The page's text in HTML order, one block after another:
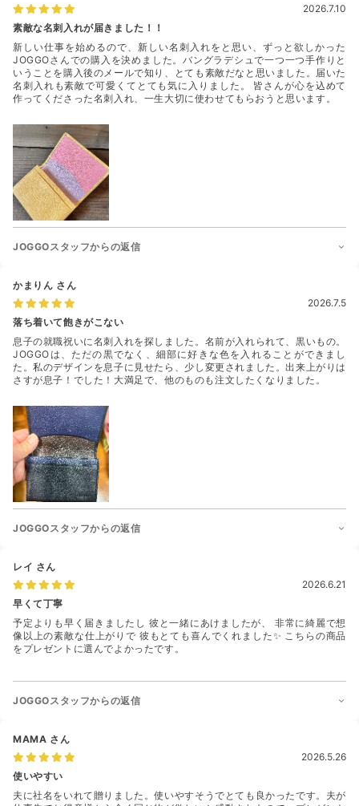
2026.7.10
素敵な名刺入れが届きました！！
新しい仕事を始めるので、新しい名刺入れをと思い、ずっと欲しかった
JOGGOさんでの購入を決めました。バングラデシュで一つ一つ手作りと
いうことを購入後のメールで知り、とても素敵だなと思いました。届いた
名刺入れも素敵で可愛くてとても気に入りました。 皆さんが心を込めて
作ってくださった名刺入れ、一生大切に使わせてもらおうと思います。
JOGGOスタッフからの返信
かまりん さん
2026.7.5
落ち着いて飽きがこない
息子の就職祝いに名刺入れを探しました。名前が入れられて、黒いもの。
JOGGOは、ただの黒でなく、細部に好きな色を入れることができまし
た。私のデザインを息子に見せたら、少し変更されました。出来上がりは
さすが息子！でした！大満足で、他のものも注文したくなりました。
JOGGOスタッフからの返信
レイ さん
2026.6.21
早くて丁寧
予定よりも早く届きましたし 彼と一緒にあけましたが、 非常に綺麗で想
像以上の素敵な仕上がりで 彼もとても喜んでくれました✨ こちらの商品
をプレゼントに選んでよかったです。
JOGGOスタッフからの返信
MAMA さん
2026.5.26
使いやすい
夫に社名をいれて贈りました。使いやすそうでとても良かったです。夫が